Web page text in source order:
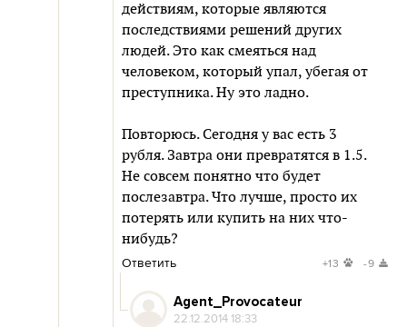
действиям, которые являются
последствиями решений других
людей. Это как смеяться над
человеком, который упал, убегая от
преступника. Ну это ладно.
Повторюсь. Сегодня у вас есть 3
рубля. Завтра они превратятся в 1.5.
Не совсем понятно что будет
послезавтра. Что лучше, просто их
потерять или купить на них что-
нибудь?
Ответить +13 -9
Agent_Provocateur
22.12.2014 18:33